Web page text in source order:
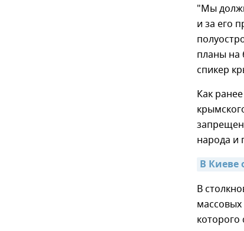
"Мы
и за его
планы на
спикер
Как
народа и
В Киеве
В
которого